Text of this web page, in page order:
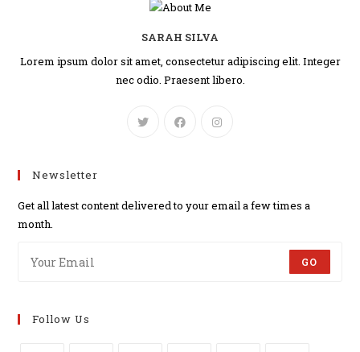
SARAH SILVA
Lorem ipsum dolor sit amet, consectetur adipiscing elit. Integer
nec odio. Praesent libero.
Newsletter
Get all latest content delivered to your email a few times a
month.
GO
Follow Us